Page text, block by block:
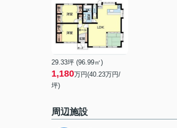
29.33坪 (96.99㎡)
1,180万円(40.23万円/
坪)
周辺施設